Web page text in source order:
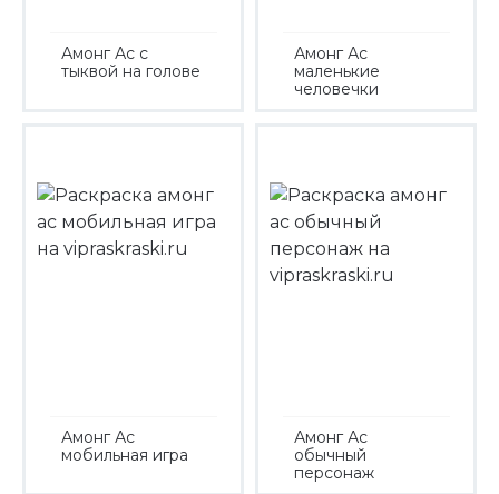
Амонг Ас с
тыквой на голове
Амонг Ас
маленькие
человечки
Амонг Ас
мобильная игра
Амонг Ас
обычный
персонаж